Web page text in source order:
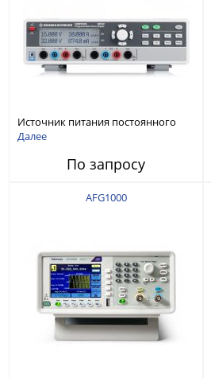
Источник питания постоянного
тока
Далее
По запросу
AFG1000